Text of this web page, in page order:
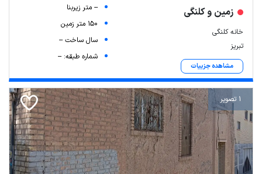
زمین و کلنگی
خانه کلنگی
تبریز
مشاهده جزییات
-- متر زیربنا
150 متر زمین
سال ساخت --
شماره طبقه: --
1 تصویر